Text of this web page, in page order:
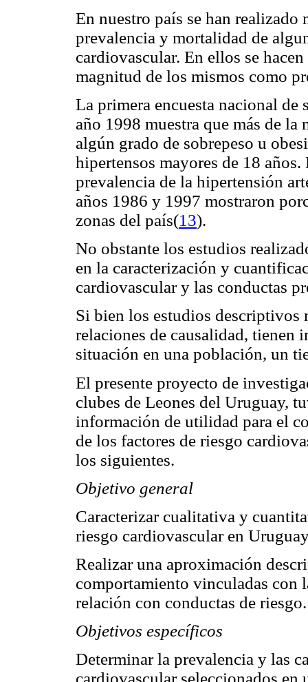
En nuestro país se han realizado
prevalencia y mortalidad de
cardiovascular. En ellos se
magnitud de los mismos como
La primera encuesta nacional de
año 1998 muestra que más de
algún grado de sobrepeso u
hipertensos mayores de 18
prevalencia de la hipertensión
años 1986 y 1997 mostraron
zonas del país(13).
No obstante los estudios
en la caracterización y
cardiovascular y las conductas
Si bien los estudios descriptivos
relaciones de causalidad, tienen
situación en una población, un
El presente proyecto de
clubes de Leones del Uruguay,
información de utilidad para el
de los factores de riesgo
los siguientes.
Objetivo general
Caracterizar cualitativa y
riesgo cardiovascular en
Realizar una aproximación
comportamiento vinculadas con
relación con conductas de riesgo.
Objetivos específicos
Determinar la prevalencia y las